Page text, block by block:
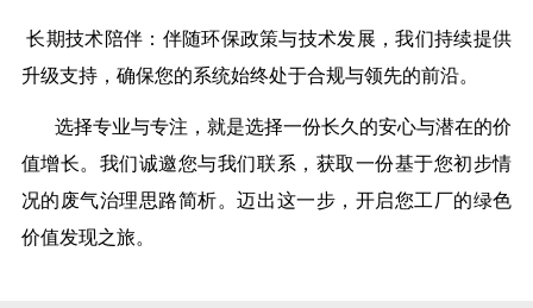
长期技术陪伴：伴随环保政策与技术发展，我们持续提供
升级支持，确保您的系统始终处于合规与领先的前沿。
选择专业与专注，就是选择一份长久的安心与潜在的价
值增长。我们诚邀您与我们联系，获取一份基于您初步情
况的废气治理思路简析。迈出这一步，开启您工厂的绿色
价值发现之旅。